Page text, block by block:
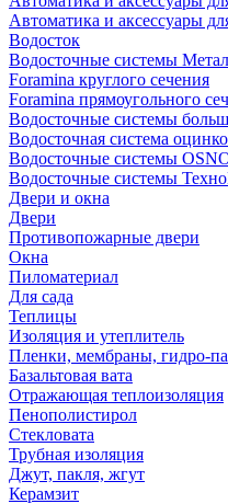
Автоматика и аксессуары
Водосток
Водосточные системы
Foramina круглого сечения
Foramina прямоугольного
Водосточные системы
Водосточная система
Водосточные системы
Водосточные системы
Двери и окна
Двери
Противопожарные двери
Окна
Пиломатериал
Для сада
Теплицы
Изоляция и утеплитель
Пленки, мембраны, гидро-
Базальтовая вата
Отражающая теплоизоляция
Пенополистирол
Стекловата
Трубная изоляция
Джут, пакля, жгут
Керамзит